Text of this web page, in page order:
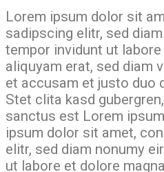
Lorem ipsum dolor sit
sadipscing elitr, sed
tempor invidunt ut
aliquyam erat, sed diam
et accusam et justo duo
Stet clita kasd
sanctus est Lorem
ipsum dolor sit amet,
elitr, sed diam nonumy
ut labore et dolore